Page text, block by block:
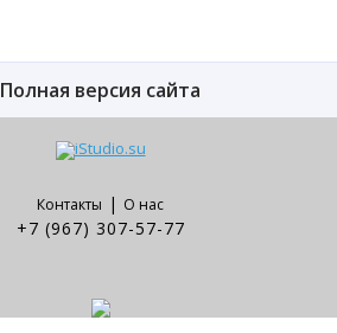
Полная версия сайта
Контакты | О нас
+7 (967) 307-57-77